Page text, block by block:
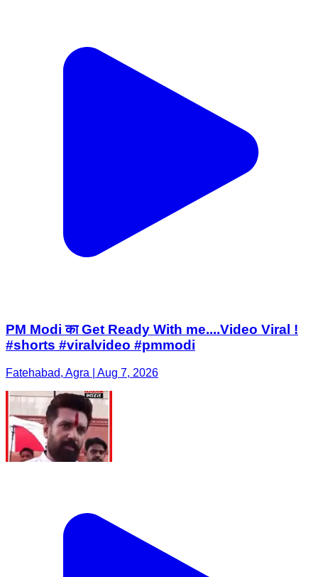
PM Modi का Get Ready With me....Video Viral !
#shorts #viralvideo #pmmodi
Fatehabad, Agra | Aug 7, 2026